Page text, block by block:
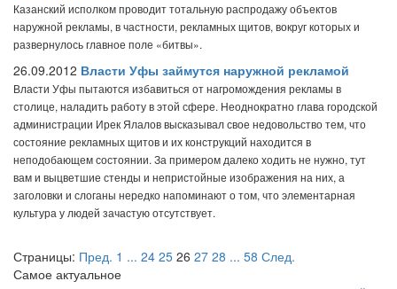
Казанский исполком проводит тотальную распродажу объектов
наружной рекламы, в частности, рекламных щитов, вокруг которых и
развернулось главное поле «битвы».
26.09.2012 Власти Уфы займутся наружной рекламой
Власти Уфы пытаются избавиться от нагромождения рекламы в
столице, наладить работу в этой сфере. Неоднократно глава городской
администрации Ирек Ялалов высказывал свое недовольство тем, что
состояние рекламных щитов и их конструкций находится в
неподобающем состоянии. За примером далеко ходить не нужно, тут
вам и выцветшие стенды и непристойные изображения на них, а
заголовки и слоганы нередко напоминают о том, что элементарная
культура у людей зачастую отсутствует.
Страницы: Пред. 1 ... 24 25 26 27 28 ... 58 След.
Самое актуальное